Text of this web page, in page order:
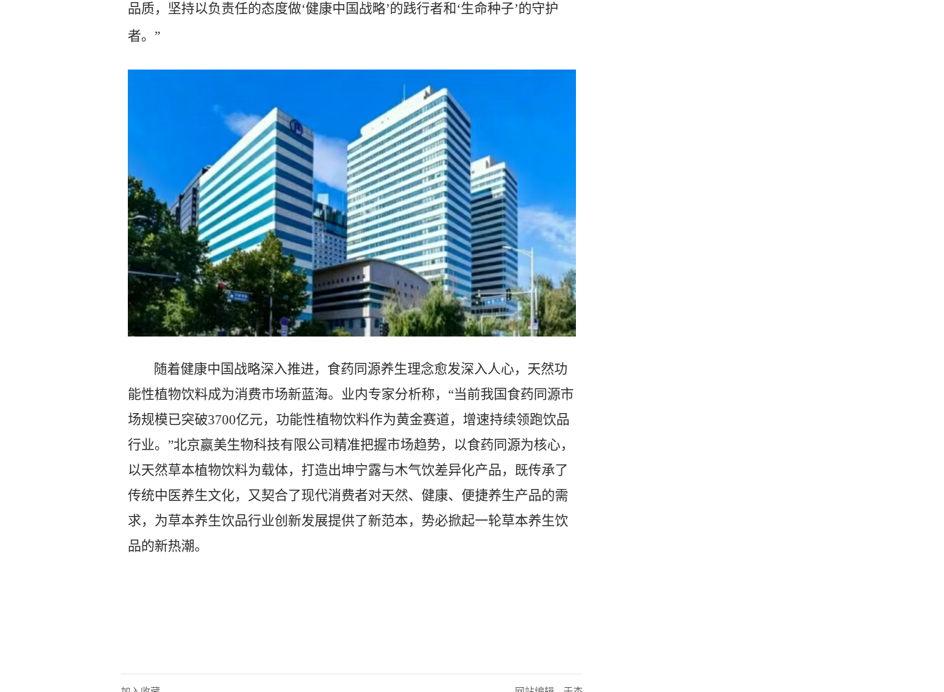
品质， 坚持以负责任的态度做‘健康中国战略’的践行者和‘生命种子’的守护
者。 ”
随着健康中国战略深入推进，食药同源养生理念愈发深入人心，天然功
能性植物饮料成为消费市场新蓝海。业内专家分析称， “当前我国食药同源市
场规模已突破3700亿元，功能性植物饮料作为黄金赛道，增速持续领跑饮品
行业。 ”北京嬴美生物科技有限公司精准把握市场趋势，以食药同源为核心，
以天然草本植物饮料为载体，打造出坤宁露与木气饮差异化产品，既传承了
传统中医养生文化，又契合了现代消费者对天然、健康、便捷养生产品的需
求，为草本养生饮品行业创新发展提供了新范本， 势必掀起一轮草本养生饮
品的新热潮。